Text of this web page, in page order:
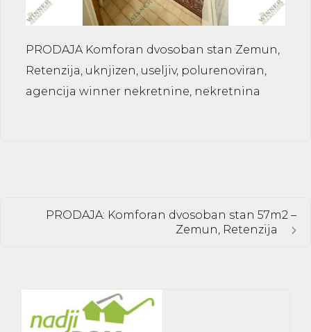
PRODAJA Komforan dvosoban stan Zemun,
Retenzija, uknjizen, useljiv, polurenoviran,
agencija winner nekretnine, nekretnina
PRODAJA: Komforan dvosoban stan 57m2 –
Zemun, Retenzija